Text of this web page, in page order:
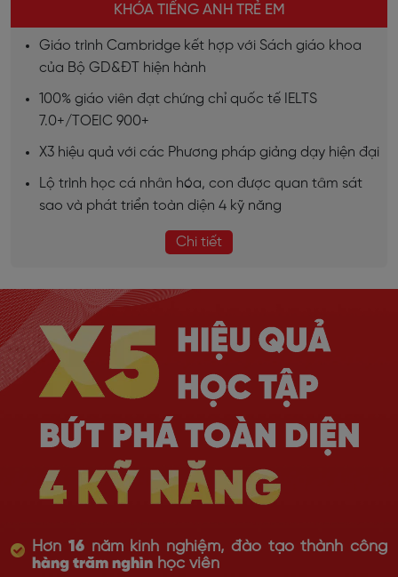
KHÓA TIẾNG ANH TRẺ EM
Giáo trình Cambridge kết hợp với Sách giáo khoa
của Bộ GD&ĐT hiện hành
100% giáo viên đạt chứng chỉ quốc tế IELTS
7.0+/TOEIC 900+
X3 hiệu quả với các Phương pháp giảng dạy hiện đại
Lộ trình học cá nhân hóa, con được quan tâm sát
sao và phát triển toàn diện 4 kỹ năng
Chi tiết
Hơn 16năm kinh nghiệm, đào tạo thành công
hàng trăm nghìn học viên